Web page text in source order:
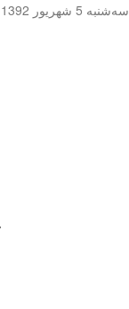
سه‌شنبه 5 شهریور 1392 - 11:55